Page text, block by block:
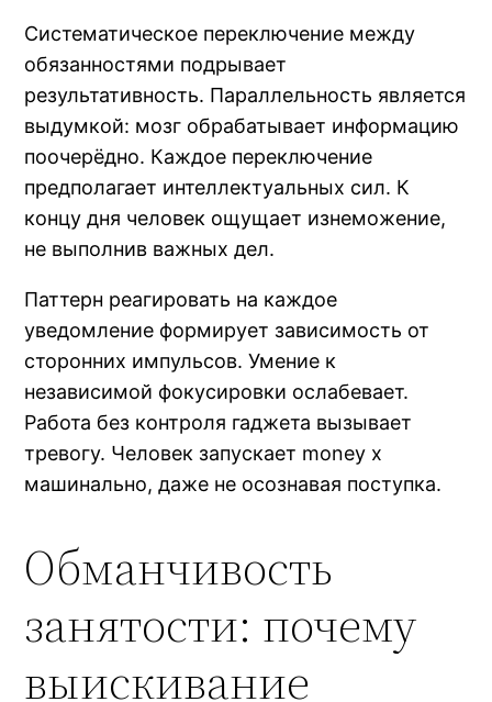
Систематическое переключение между
обязанностями подрывает
результативность. Параллельность является
выдумкой: мозг обрабатывает информацию
поочерёдно. Каждое переключение
предполагает интеллектуальных сил. К
концу дня человек ощущает изнеможение,
не выполнив важных дел.
Паттерн реагировать на каждое
уведомление формирует зависимость от
сторонних импульсов. Умение к
независимой фокусировки ослабевает.
Работа без контроля гаджета вызывает
тревогу. Человек запускает money x
машинально, даже не осознавая поступка.
Обманчивость
занятости: почему
выискивание